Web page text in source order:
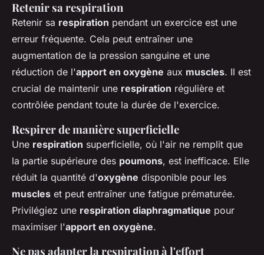
Retenir sa respiration
Retenir sa respiration pendant un exercice est une
erreur fréquente. Cela peut entraîner une
augmentation de la pression sanguine et une
réduction de l'apport en oxygène aux muscles. Il est
crucial de maintenir une respiration régulière et
contrôlée pendant toute la durée de l'exercice.
Respirer de manière superficielle
Une respiration superficielle, où l'air ne remplit que
la partie supérieure des poumons, est inefficace. Elle
réduit la quantité d'oxygène disponible pour les
muscles et peut entraîner une fatigue prématurée.
Privilégiez une respiration diaphragmatique pour
maximiser l'apport en oxygène.
Ne pas adapter la respiration à l'effort